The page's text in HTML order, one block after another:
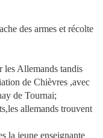
des armes et récolte
les Allemands tandis
de Chièvres ,avec
de Tournai;
allemands trouvent
la jeune enseignante